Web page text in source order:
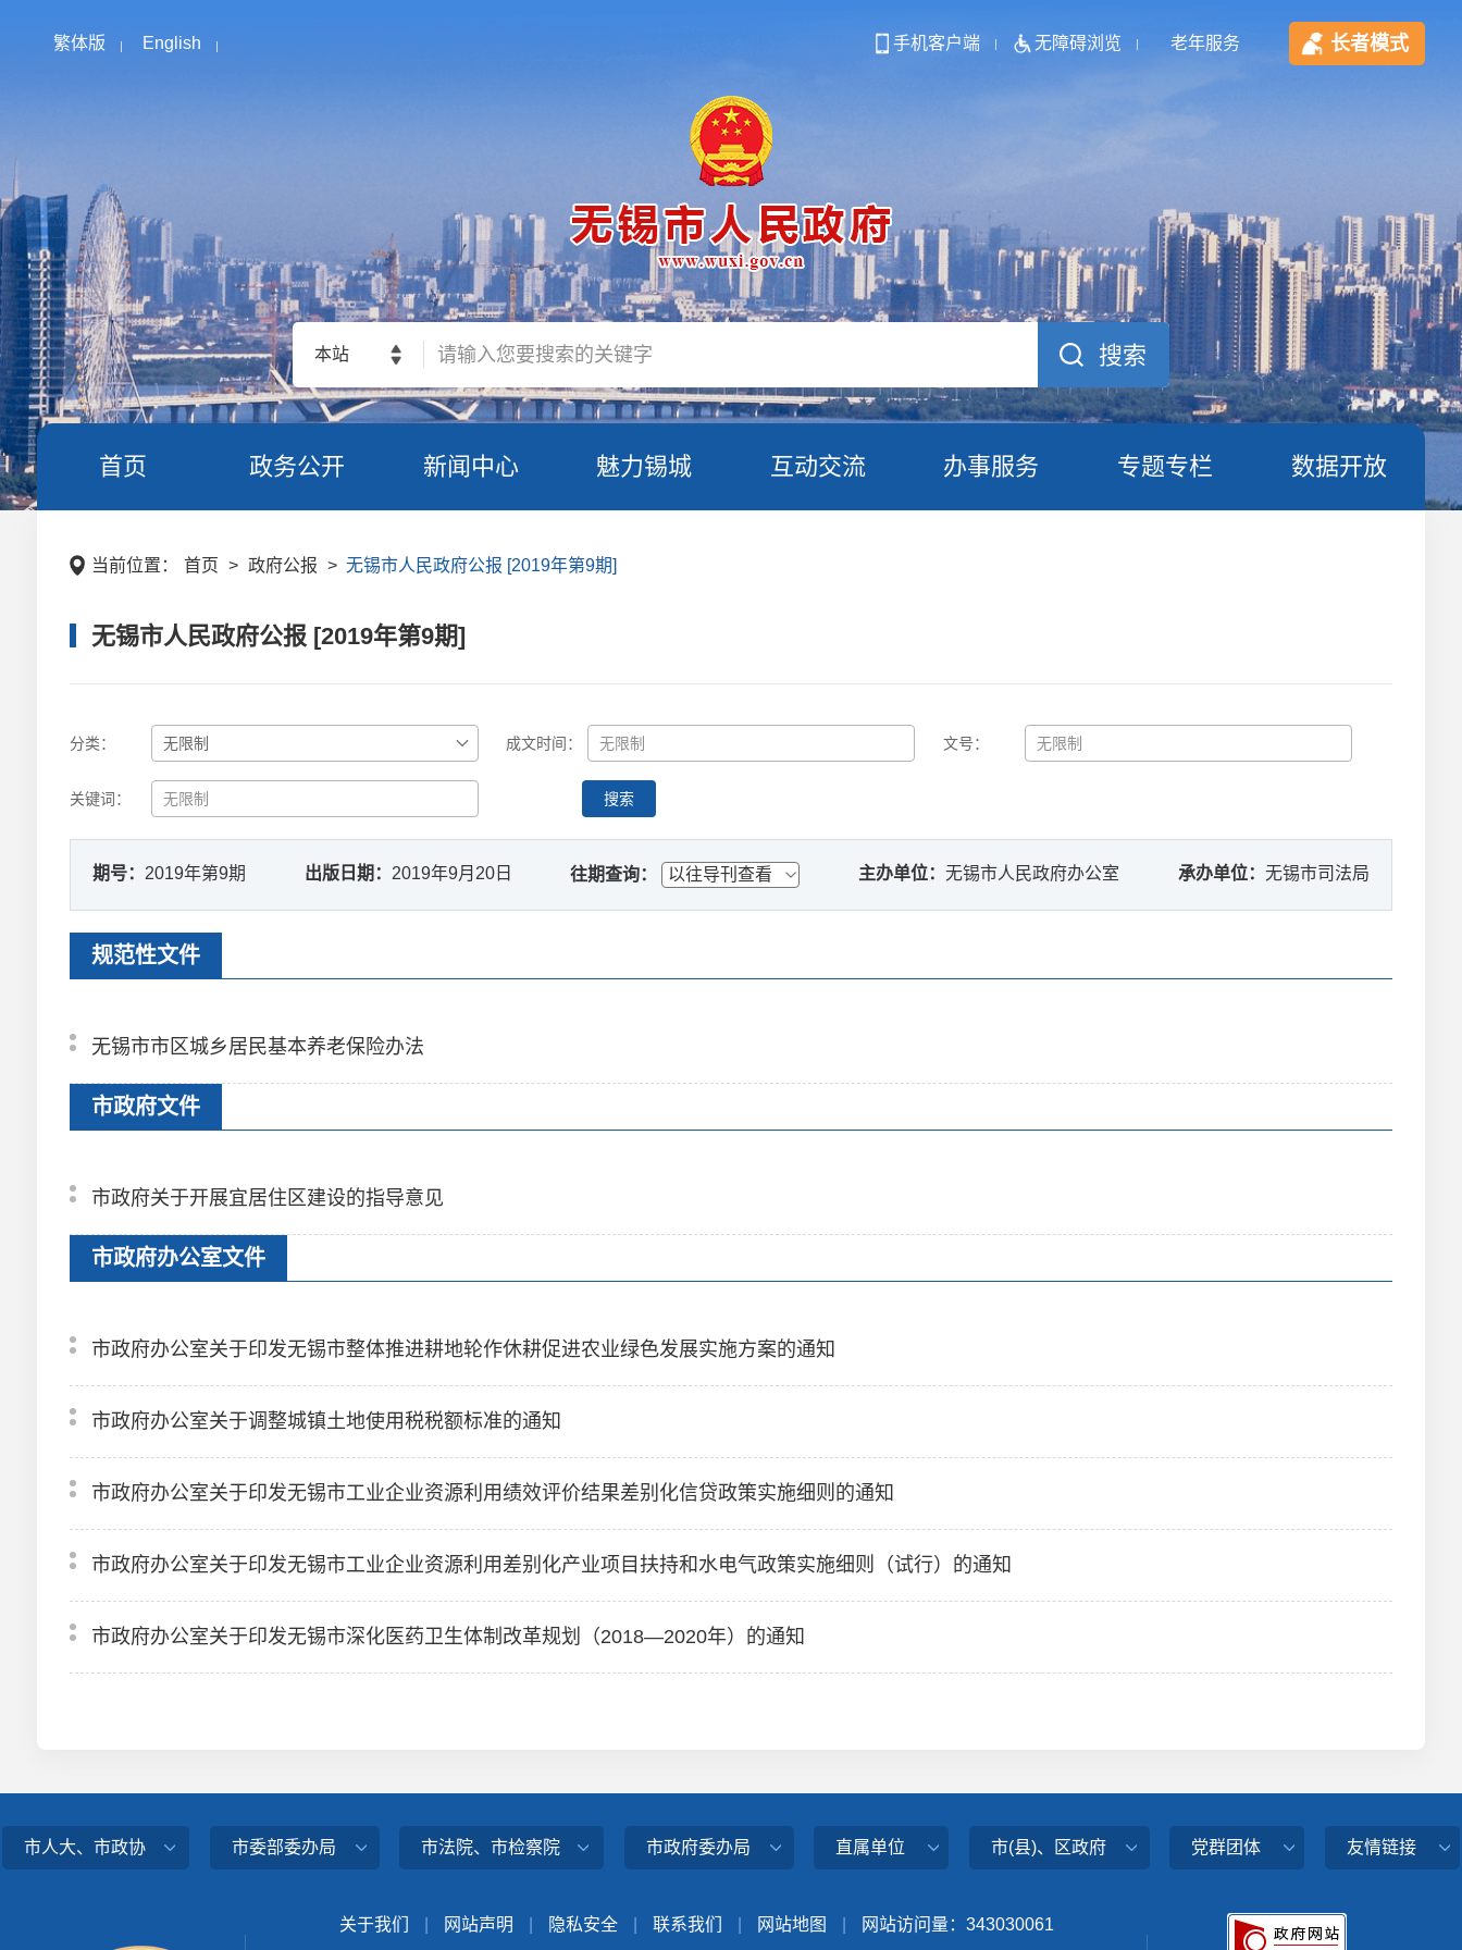
繁体版 English 手机客户端 无障碍浏览 老年服务 长者模式
本站
首页 政务公开 新闻中心 魅力锡城 互动交流 办事服务 专题专栏 数据开放
当前位置： 首页 > 政府公报 > 无锡市人民政府公报 [2019年第9期]
无锡市人民政府公报 [2019年第9期]
分类： 成文时间： 文号：
关键词： 搜索
期号： 2019年第9期 出版日期： 2019年9月20日 往期查询： 主办单位：无锡市人民政府办公室 承办单位：无锡市司法局
规范性文件
无锡市市区城乡居民基本养老保险办法
市政府文件
市政府关于开展宜居住区建设的指导意见
市政府办公室文件
市政府办公室关于印发无锡市整体推进耕地轮作休耕促进农业绿色发展实施方案的通知
市政府办公室关于调整城镇土地使用税税额标准的通知
市政府办公室关于印发无锡市工业企业资源利用绩效评价结果差别化信贷政策实施细则的通知
市政府办公室关于印发无锡市工业企业资源利用差别化产业项目扶持和水电气政策实施细则（试行）的通知
市政府办公室关于印发无锡市深化医药卫生体制改革规划（2018—2020年）的通知
市人大、市政协 市委部委办局 市法院、市检察院 市政府委办局 直属单位 市(县)、区政府 党群团体 友情链接
关于我们 网站声明 隐私安全 联系我们 网站地图 网站访问量： 343030061